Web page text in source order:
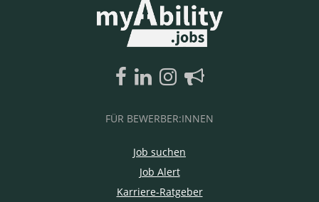
FÜR BEWERBER:INNEN
Job suchen
Job Alert
Karriere-Ratgeber